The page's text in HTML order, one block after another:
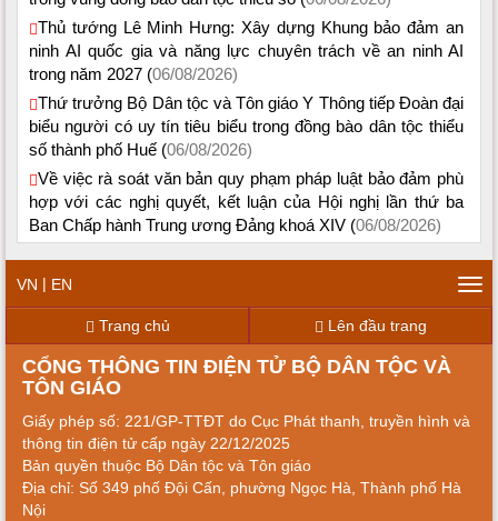
Thủ tướng Lê Minh Hưng: Xây dựng Khung bảo đảm an
ninh AI quốc gia và năng lực chuyên trách về an ninh AI
trong năm 2027 (06/08/2026)
Thứ trưởng Bộ Dân tộc và Tôn giáo Y Thông tiếp Đoàn đại
biểu người có uy tín tiêu biểu trong đồng bào dân tộc thiểu
số thành phố Huế (06/08/2026)
Về việc rà soát văn bản quy phạm pháp luật bảo đảm phù
hợp với các nghị quyết, kết luận của Hội nghị lần thứ ba
Ban Chấp hành Trung ương Đảng khoá XIV (06/08/2026)
VN | EN
Trang chủ
Lên đầu trang
CỔNG THÔNG TIN ĐIỆN TỬ BỘ DÂN TỘC VÀ
TÔN GIÁO
Giấy phép số: 221/GP-TTĐT do Cục Phát thanh, truyền hình và
thông tin điện tử cấp ngày 22/12/2025
Bản quyền thuộc Bộ Dân tộc và Tôn giáo
Địa chỉ: Số 349 phố Đội Cấn, phường Ngọc Hà, Thành phố Hà
Nội